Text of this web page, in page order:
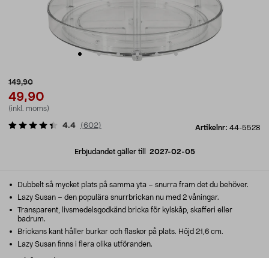
149,90
49,90
(inkl. moms)
Artikelnr: 44-5528
4.4 (602)
Erbjudandet gäller till 2027-02-05
Dubbelt så mycket plats på samma yta – snurra fram det du behöver.
Lazy Susan – den populära snurrbrickan nu med 2 våningar.
Transparent, livsmedelsgodkänd bricka för kylskåp, skafferi eller
badrum.
Brickans kant håller burkar och flaskor på plats. Höjd 21,6 cm.
Lazy Susan finns i flera olika utföranden.